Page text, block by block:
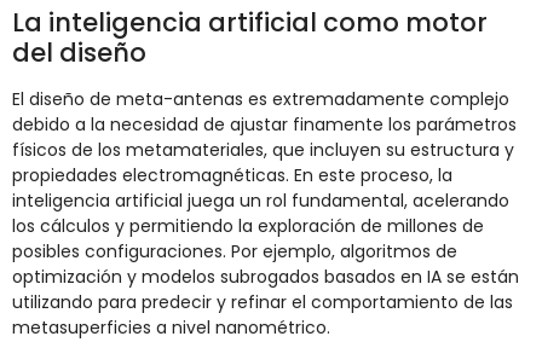
La inteligencia artificial como motor
del diseño
El diseño de meta-antenas es extremadamente complejo
debido a la necesidad de ajustar finamente los parámetros
físicos de los metamateriales, que incluyen su estructura y
propiedades electromagnéticas. En este proceso, la
inteligencia artificial juega un rol fundamental, acelerando
los cálculos y permitiendo la exploración de millones de
posibles configuraciones. Por ejemplo, algoritmos de
optimización y modelos subrogados basados en IA se están
utilizando para predecir y refinar el comportamiento de las
metasuperficies a nivel nanométrico.